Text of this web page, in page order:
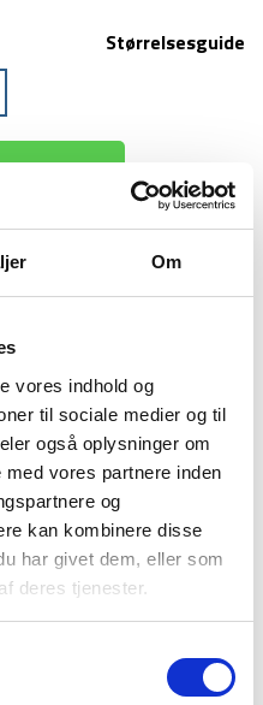
Om
vores indhold og
til sociale medier og til
også oplysninger om
vores partnere inden
og
kan kombinere disse
har givet dem, eller som
deres tjenester.
Størrelsesguide
over
100 dages
returret
INFORMATION
FAQ
Mid WP fra Merrell, får
ekstremt lette støvle er
vandtæthed og varme.
og fleecefor, er du
De kommer i en smart